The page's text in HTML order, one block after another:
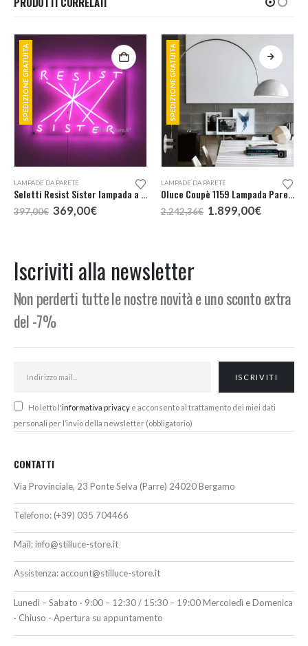
SPEDIZIONE GRATUITA
LAMPADE DA PARETE
Seletti Resist Sister lampada a LED
397,00€ Il
prezzo
369,00€Il
SPEDIZIONE GRATUITA
Questo prodotto ha più varianti. Le opzioni possono essere scelte nella pagina del prodotto
LAMPADE DA PARETE
Oluce Coupè 1159 Lampada Parete
2.242,36€ Il
prezzo
1.899,00€Il
Iscriviti alla newsletter
Non perderti tutte le nostre novità e uno sconto extra
del -7%
Ho letto l'informativa privacy e acconsento al trattamento dei miei dati
personali per l’invio della newsletter (obbligatorio)
CONTATTI
Via Provinciale, 23 Ponte Selva (Parre) 24020 Bergamo
Telefono: (+39) 035 704466
Mail:info@stilluce-store.it
Assistenza: account@stilluce-store.it
Lunedì – Sabato · 9:00 – 12:30 / 15:30 – 19:00 Mercoledì e Domenica
· Chiuso - Apertura su appuntamento